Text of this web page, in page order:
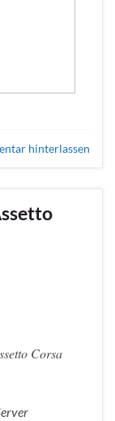
hinterlassen
Corsa